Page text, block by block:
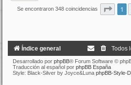
Se encontraron 348 coincidencias 1
Índice general Todos
Desarrollado por phpBB® Forum Software ©
Traducción al español por phpBB España
Style: Black-Silver by Joyce&Luna phpBB-Style-